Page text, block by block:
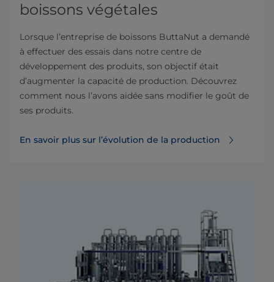
boissons végétales
Lorsque l’entreprise de boissons ButtaNut a demandé
à effectuer des essais dans notre centre de
développement des produits, son objectif était
d’augmenter la capacité de production. Découvrez
comment nous l’avons aidée sans modifier le goût de
ses produits.
En savoir plus sur l’évolution de la production